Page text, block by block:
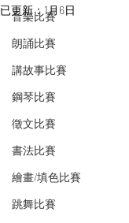
音樂比賽
朗誦比賽
講故事比賽
鋼琴比賽
徵文比賽
書法比賽
繪畫/填色比賽
跳舞比賽
已更新： 1月6日